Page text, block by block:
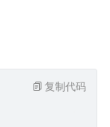
复制代码